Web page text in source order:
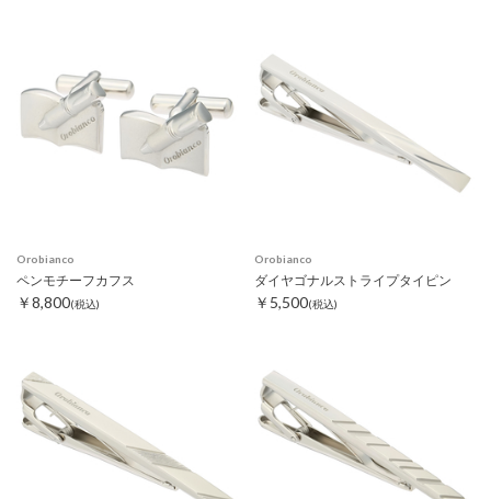
Orobianco
ペンモチーフカフス
￥8,800(税込)
Orobianco
ダイヤゴナルストライプタイピン
￥5,500(税込)